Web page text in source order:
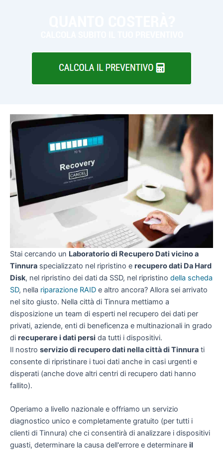
Stai cercando un Laboratorio di Recupero Dati vicino a
Tinnura specializzato nel ripristino e recupero dati Da Hard
Disk, nel ripristino dei dati da SSD, nel ripristino della scheda
SD, nella riparazione RAID e altro ancora? Allora sei arrivato
nel sito giusto. Nella città di Tinnura mettiamo a
disposizione un team di esperti nel recupero dei dati per
privati, aziende, enti di beneficenza e multinazionali in grado
di recuperare i dati persi da tutti i dispositivi.
Il nostro servizio di recupero dati nella città di Tinnura ti
consente di ripristinare i tuoi dati anche in casi urgenti e
disperati (anche dove altri centri di recupero dati hanno
fallito).
Operiamo a livello nazionale e offriamo un servizio
diagnostico unico e completamente gratuito (per tutti i
clienti di Tinnura) che ci consentirà di analizzare i dispositivi
guasti, determinare la causa dell'errore e determinare il